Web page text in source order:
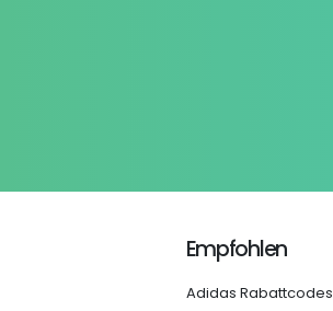
Empfohlen
Adidas Rabattcodes